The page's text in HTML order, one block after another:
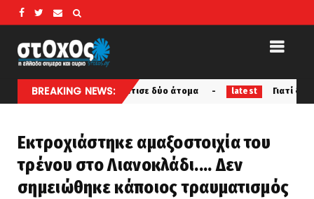
BREAKING NEWS:
και τραυμάτισε δύο άτομα latest Γιατί ξυνόμαστε
Εκτροχιάστηκε αμαξοστοιχία του
τρένου στο Λιανοκλάδι.... Δεν
σημειώθηκε κάποιος τραυματισμός